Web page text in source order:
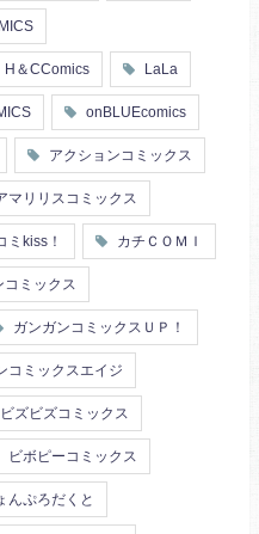
H＆CComics LaLa
onBLUEcomics
アクションコミックス
マリリスコミックス
ミkiss！ カチＣＯＭＩ
コミックス
ガンガンコミックスＵＰ！
コミックスエイジ
ビズビズコミックス
ビボピーコミックス
んぷろだくと